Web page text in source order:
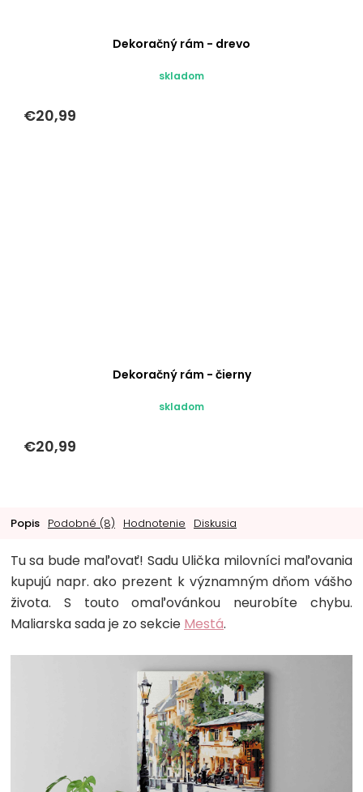
Dekoračný rám - drevo
skladom
€20,99
Dekoračný rám - čierny
skladom
€20,99
Popis Podobné (8) Hodnotenie Diskusia
Tu sa bude maľovať! Sadu Ulička milovníci maľovania
kupujú napr. ako prezent k významným dňom vášho
života. S touto omaľovánkou neurobíte chybu.
Maliarska sada je zo sekcie Mestá.